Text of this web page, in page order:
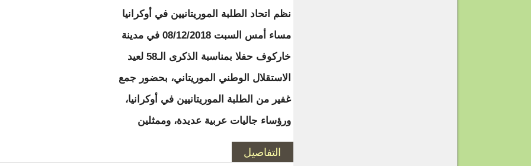
نظم اتحاد الطلبة الموريتانيين في أوكرانيا
مساء أمس السبت 08/12/2018 في مدينة
خاركوف حفلا بمناسبة الذكرى الـ58 لعيد
الاستقلال الوطني الموريتاني، بحضور جمع
غفير من الطلبة الموريتانيين في أوكرانيا،
ورؤساء جاليات عربية عديدة، وممثلين
التفاصيل